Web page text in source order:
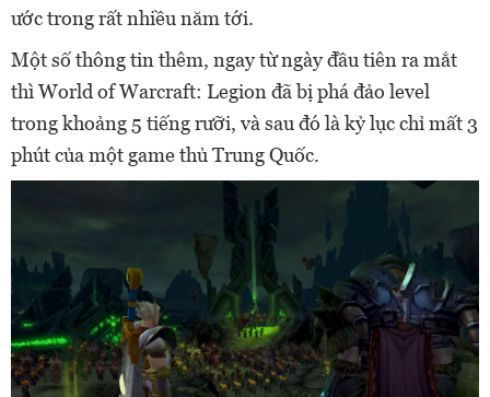
ước trong rất nhiều năm tới.
Một số thông tin thêm, ngay từ ngày đầu tiên ra mắt
thì World of Warcraft: Legion đã bị phá đảo level
trong khoảng 5 tiếng rưỡi, và sau đó là kỷ lục chỉ mất 3
phút của một game thủ Trung Quốc.